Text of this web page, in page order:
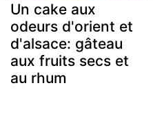
Un cake aux
odeurs d'orient et
d'alsace: gâteau
aux fruits secs et
au rhum